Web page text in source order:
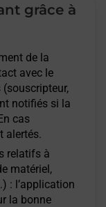
grâce à
de la
avec le
(souscripteur,
notifiés si la
cas
alertés.
relatifs à
matériel,
: l’application
la bonne